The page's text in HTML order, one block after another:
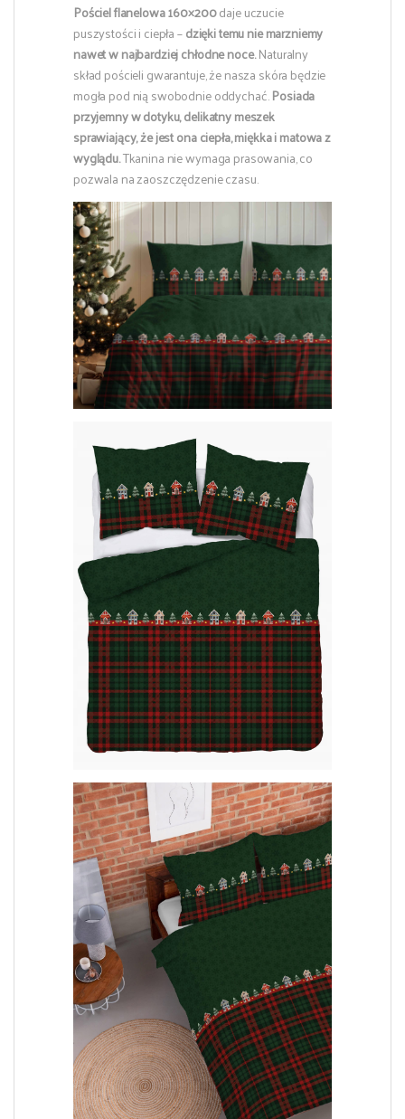
Pościel flanelowa 160×200daje uczucie
puszystości i ciepła –dzięki temunie marzniemy
nawet w najbardziej chłodne noce.Naturalny
skład pościeli gwarantuje, że nasza skóra będzie
mogła pod nią swobodnie oddychać.Posiada
przyjemny w dotyku, delikatny meszek
sprawiający, że jest ona ciepła, miękka i matowa z
wyglądu.Tkanina nie wymaga prasowania, co
pozwala na zaoszczędzenie czasu.